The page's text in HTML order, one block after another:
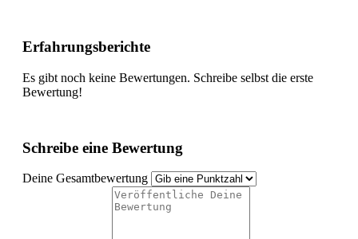
Erfahrungsberichte
Es gibt noch keine Bewertungen. Schreibe selbst die erste
Bewertung!
Schreibe eine Bewertung
Deine Gesamtbewertung